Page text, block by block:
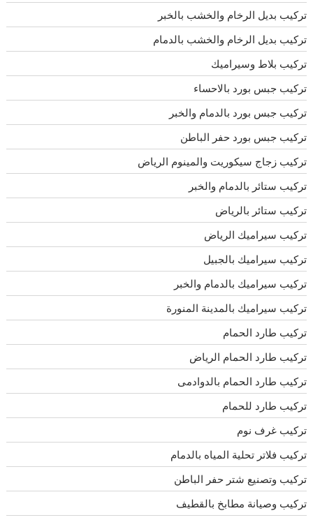
تركيب بديل الرخام والخشب بالخبر
تركيب بديل الرخام والخشب بالدمام
تركيب بلاط وسيراميك
تركيب جبس بورد بالاحساء
تركيب جبس بورد بالدمام والخبر
تركيب جبس بورد حفر الباطن
تركيب زجاج سيكوريت والمينوم الرياض
تركيب ستائر بالدمام والخبر
تركيب ستائر بالرياض
تركيب سيراميك الرياض
تركيب سيراميك بالجبيل
تركيب سيراميك بالدمام والخبر
تركيب سيراميك بالمدينة المنورة
تركيب طارد الحمام
تركيب طارد الحمام الرياض
تركيب طارد الحمام بالدوادمى
تركيب طارد للحمام
تركيب غرف نوم
تركيب فلاتر تحلية المياه بالدمام
تركيب وتصنيع شتر حفر الباطن
تركيب وصيانة مطابخ بالقطيف